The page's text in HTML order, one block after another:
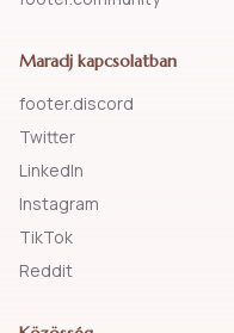
Maradj kapcsolatban
footer.discord
Twitter
LinkedIn
Instagram
TikTok
Reddit